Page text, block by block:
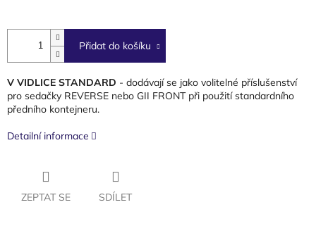
Přidat do košíku
V VIDLICE STANDARD - dodávají se jako volitelné příslušenství
pro sedačky REVERSE nebo GII FRONT při použití standardního
předního kontejneru.
Detailní informace
ZEPTAT SE SDÍLET